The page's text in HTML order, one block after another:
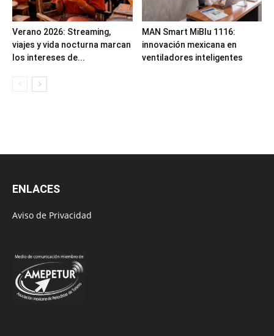
Verano 2026: Streaming,
viajes y vida nocturna marcan
los intereses de...
MAN Smart MiBlu 1116:
innovación mexicana en
ventiladores inteligentes
ENLACES
Aviso de Privacidad